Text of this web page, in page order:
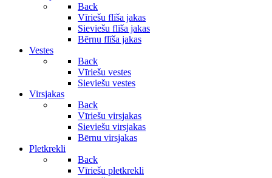
Back
Vīriešu flīša jakas
Sieviešu flīša jakas
Bērnu flīša jakas
Vestes
Back
Vīriešu vestes
Sieviešu vestes
Virsjakas
Back
Vīriešu virsjakas
Sieviešu virsjakas
Bērnu virsjakas
Pletkrekli
Back
Vīriešu pletkrekli